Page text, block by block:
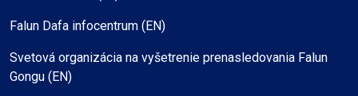
Falun Dafa infocentrum (EN)
Svetová organizácia na vyšetrenie prenasledovania Falun
Gongu (EN)